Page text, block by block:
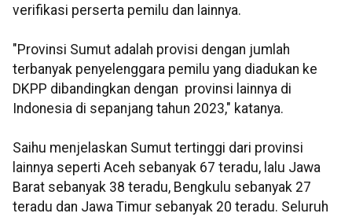
verifikasi perserta pemilu dan lainnya.
"Provinsi Sumut adalah provisi dengan jumlah
terbanyak penyelenggara pemilu yang diadukan ke
DKPP dibandingkan dengan provinsi lainnya di
Indonesia di sepanjang tahun 2023," katanya.
Saihu menjelaskan Sumut tertinggi dari provinsi
lainnya seperti Aceh sebanyak 67 teradu, lalu Jawa
Barat sebanyak 38 teradu, Bengkulu sebanyak 27
teradu dan Jawa Timur sebanyak 20 teradu. Seluruh